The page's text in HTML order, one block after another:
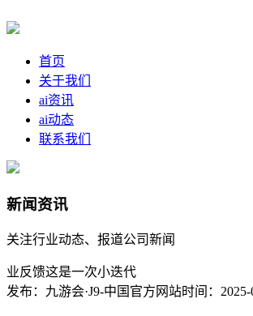
首页
关于我们
ai资讯
ai动态
联系我们
新闻资讯
关注行业动态、报道公司新闻
业反馈这是一次小迭代
发布：九游会·J9-中国官方网站时间：2025-